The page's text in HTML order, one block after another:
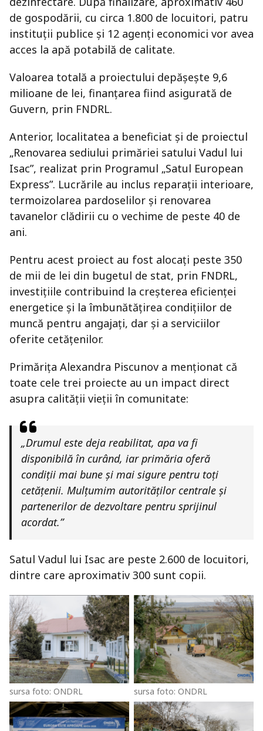
de gospodării, cu circa 1.800 de locuitori, patru
instituții publice și 12 agenți economici vor avea
acces la apă potabilă de calitate.
Valoarea totală a proiectului depășește 9,6
milioane de lei, finanțarea fiind asigurată de
Guvern, prin FNDRL.
Anterior, localitatea a beneficiat și de proiectul
„Renovarea sediului primăriei satului Vadul lui
Isac”, realizat prin Programul „Satul European
Express”. Lucrările au inclus reparații interioare,
termoizolarea pardoselilor și renovarea
tavanelor clădirii cu o vechime de peste 40 de
ani.
Pentru acest proiect au fost alocați peste 350
de mii de lei din bugetul de stat, prin FNDRL,
investițiile contribuind la creșterea eficienței
energetice și la îmbunătățirea condițiilor de
muncă pentru angajați, dar și a serviciilor
oferite cetățenilor.
Primărița Alexandra Piscunov a menționat că
toate cele trei proiecte au un impact direct
asupra calității vieții în comunitate:
„Drumul este deja reabilitat, apa va fi
disponibilă în curând, iar primăria oferă
condiții mai bune și mai sigure pentru toți
cetățenii. Mulțumim autorităților centrale și
partenerilor de dezvoltare pentru sprijinul
acordat.”
Satul Vadul lui Isac are peste 2.600 de locuitori,
dintre care aproximativ 300 sunt copii.
sursa foto: ONDRL sursa foto: ONDRL